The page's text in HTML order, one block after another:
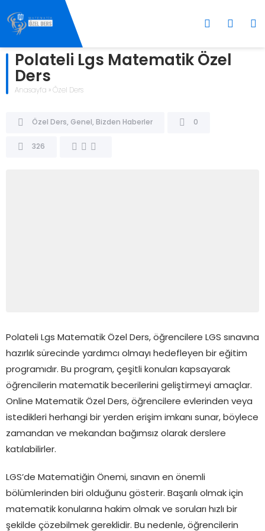
Polateli Lgs Matematik Özel
Ders
Anasayfa » Özel Ders
Özel Ders, Genel , Bizden Haberler 0
326
Polateli Lgs Matematik Özel Ders, öğrencilere LGS sınavına
hazırlık sürecinde yardımcı olmayı hedefleyen bir eğitim
programıdır. Bu program, çeşitli konuları kapsayarak
öğrencilerin matematik becerilerini geliştirmeyi amaçlar.
Online Matematik Özel Ders, öğrencilere evlerinden veya
istedikleri herhangi bir yerden erişim imkanı sunar, böylece
zamandan ve mekandan bağımsız olarak derslere
katılabilirler.
LGS’de Matematiğin Önemi, sınavın en önemli
bölümlerinden biri olduğunu gösterir. Başarılı olmak için
matematik konularına hakim olmak ve soruları hızlı bir
şekilde çözebilmek gereklidir. Bu nedenle, öğrencilerin